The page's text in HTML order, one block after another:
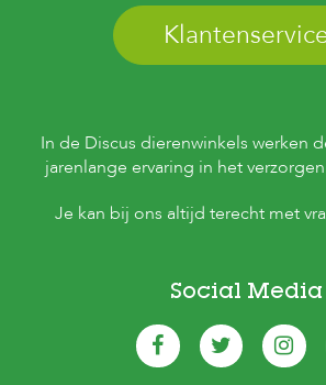
In de Discus dierenwinkels werken
jarenlange ervaring in het
Je kan bij ons altijd terecht met
Social Media